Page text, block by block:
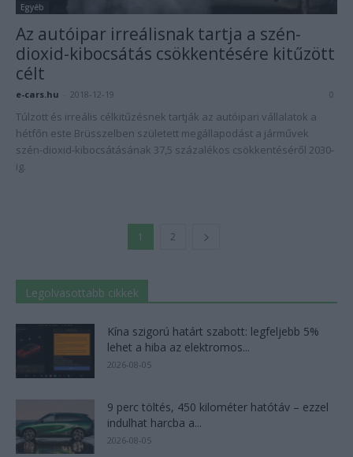
Egyéb
Az autóipar irreálisnak tartja a szén-
dioxid-kibocsátás csökkentésére kitűzött
célt
e-cars.hu 2018-12-19 0
Túlzott és irreális célkitűzésnek tartják az autóipari vállalatok a
hétfőn este Brüsszelben született megállapodást a járművek
szén-dioxid-kibocsátásának 37,5 százalékos csökkentéséről 2030-
ig.
1 2
Legolvasottabb cikkek
Kína szigorú határt szabott: legfeljebb 5%
lehet a hiba az elektromos...
2026-08-05
9 perc töltés, 450 kilométer hatótáv – ezzel
indulhat harcba a...
2026-08-05